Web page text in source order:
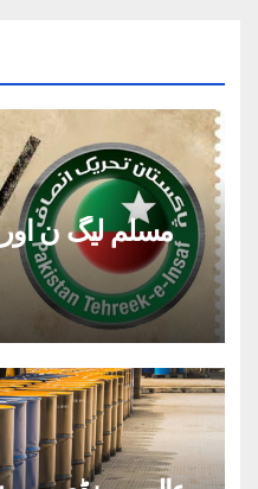
مسلم لیگ ن